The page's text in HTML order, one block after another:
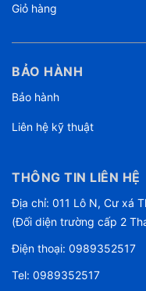
Giỏ hàng
BẢO HÀNH
Bảo hành
Liên hệ kỹ thuật
THÔNG TIN LIÊN HỆ
Địa chỉ: 011 Lô N, Cư xá
(Đối diện trường cấp 2
Điện thoại: 0989352517
Tel: 0989352517